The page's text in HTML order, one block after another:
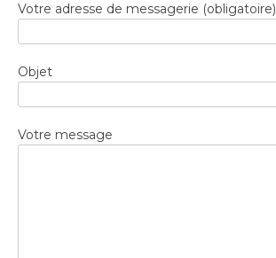
Votre adresse de messagerie (obligatoire)
Objet
Votre message